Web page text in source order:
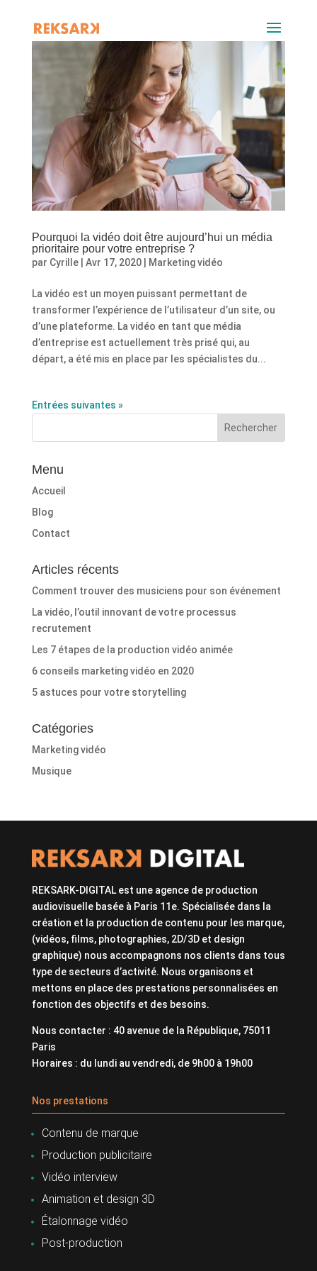
Pourquoi la vidéo doit être aujourd’hui un média
prioritaire pour votre entreprise ?
par Cyrille| Avr 17, 2020| Marketing vidéo
La vidéo est un moyen puissant permettant de
transformer l’expérience de l’utilisateur d’un site, ou
d’une plateforme. La vidéo en tant que média
d’entreprise est actuellement très prisé qui, au
départ, a été mis en place par les spécialistes du...
Entrées suivantes »
Menu
Accueil
Blog
Contact
Articles récents
Comment trouver des musiciens pour son événement
La vidéo, l’outil innovant de votre processus
recrutement
Les 7 étapes de la production vidéo animée
6 conseils marketing vidéo en 2020
5 astuces pour votre storytelling
Catégories
Marketing vidéo
Musique
REKSARK-DIGITAL est une agence de production
audiovisuelle basée à Paris 11e. Spécialisée dans la
création et la production de contenu pour les marque,
(vidéos, films, photographies, 2D/3D et design
graphique) nous accompagnons nos clients dans tous
type de secteurs d’activité. Nous organisons et
mettons en place des prestations personnalisées en
fonction des objectifs et des besoins.
Nous contacter : 40 avenue de la République, 75011
Paris
Horaires : du lundi au vendredi, de 9h00 à 19h00
Nos prestations
Contenu de marque
Production publicitaire
Vidéo interview
Animation et design 3D
Étalonnage vidéo
Post-production